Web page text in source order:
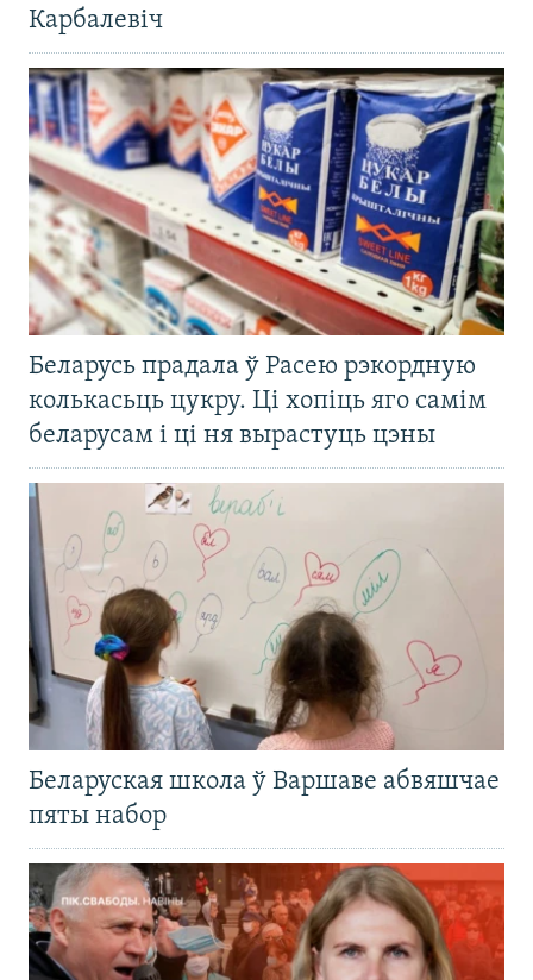
Карбалевіч
Беларусь прадала ў Расею рэкордную
колькасьць цукру. Ці хопіць яго самім
беларусам і ці ня вырастуць цэны
Беларуская школа ў Варшаве абвяшчае
пяты набор